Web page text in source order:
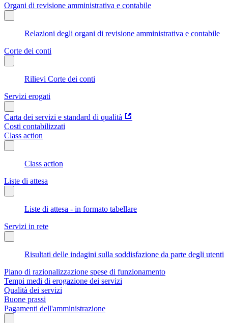
Organi di revisione amministrativa e contabile
Relazioni degli organi di revisione amministrativa e contabile
Corte dei conti
Rilievi Corte dei conti
Servizi erogati
Carta dei servizi e standard di qualità
Costi contabilizzati
Class action
Class action
Liste di attesa
Liste di attesa - in formato tabellare
Servizi in rete
Risultati delle indagini sulla soddisfazione da parte degli utenti
Piano di razionalizzazione spese di funzionamento
Tempi medi di erogazione dei servizi
Qualità dei servizi
Buone prassi
Pagamenti dell'amministrazione